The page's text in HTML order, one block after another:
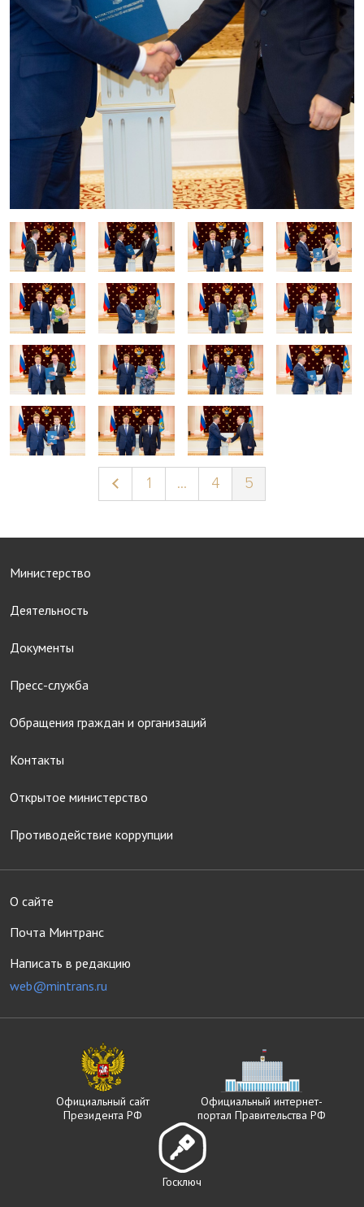
1 ... 4 5
Министерство
Деятельность
Документы
Пресс-служба
Обращения граждан и организаций
Контакты
Открытое министерство
Противодействие коррупции
О сайте
Почта Минтранс
Написать в редакцию
web@mintrans.ru
Официальный сайт
Президента РФ
Официальный интернет-
портал Правительства РФ
Госключ